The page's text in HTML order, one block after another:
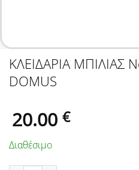
ΚΛΕΙΔΑΡΙΑ ΜΠΙΛΙΑΣ
DOMUS
20.00 €
Διαθέσιμο